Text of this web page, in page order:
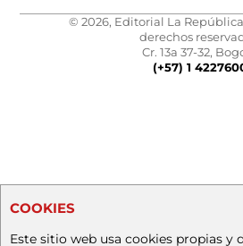
© 2026, Editorial La República
derechos
Cr. 13a 37-32,
(+57) 1
COOKIES
Este sitio web usa cookies propias y